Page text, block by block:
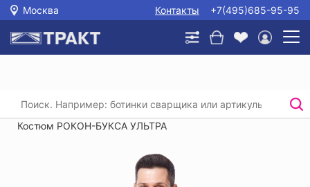
Москва Контакты +7(495)685-95-95
Главная / /
Влагозащитная спецодежда
Костюм РОКОН-БУКСА УЛЬТРА